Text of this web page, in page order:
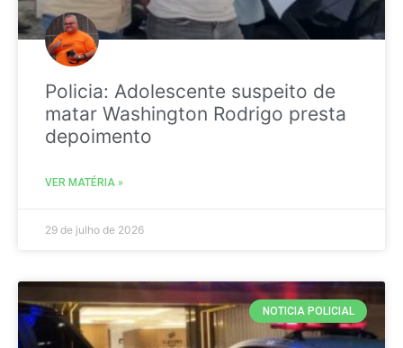
Policia: Adolescente suspeito de
matar Washington Rodrigo presta
depoimento
VER MATÉRIA »
29 de julho de 2026
NOTICIA POLICIAL